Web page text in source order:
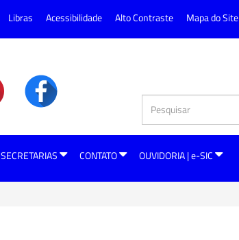
Libras Acessibilidade Alto Contraste Mapa do Site
SECRETARIAS CONTATO OUVIDORIA | e-SIC